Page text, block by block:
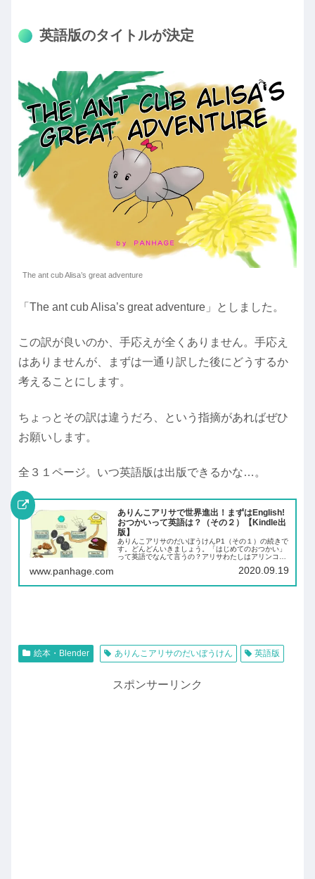
英語版のタイトルが決定
The ant cub Alisa’s great adventure
「The ant cub Alisa’s great adventure」としました。
この訳が良いのか、手応えが全くありません。手応え
はありませんが、まずは一通り訳した後にどうするか
考えることにします。
ちょっとその訳は違うだろ、という指摘があればぜひ
お願いします。
全３１ページ。いつ英語版は出版できるかな…。
ありんこアリサで世界進出！まずはEnglish!
おつかいって英語は？（その２）【Kindle出
版】
ありんこアリサのだいぼうけんP1（その１）の続きで
す。どんどんいきましょう。「はじめてのおつかい」
って英語でなんて言うの？アリサわたしはアリンコア
いをたのまれたの。アリサ姉たべものをさがしてき...
www.panhage.com 2020.09.19
絵本・Blender ありんこアリサのだいぼうけん 英語版
スポンサーリンク